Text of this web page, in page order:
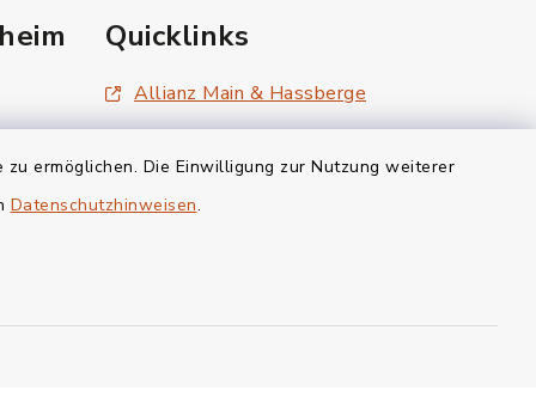
ermöglichen. Die Einwilligung zur Nutzung weiterer
Datenschutzhinweisen.
Quicklinks
Allianz Main & Hassberge
Gemeinde Theres